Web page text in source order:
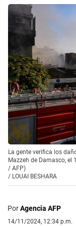
La gente verifica los
Mazzeh de Damasco, el
/ AFP)
/ LOUAI BESHARA
PorAgencia AFP
14/11/2024, 12:34 p.m.